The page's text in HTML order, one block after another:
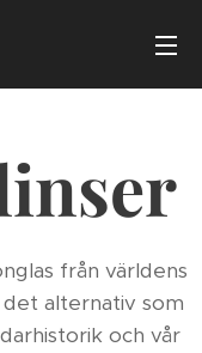
från världens
alternativ som
och vår